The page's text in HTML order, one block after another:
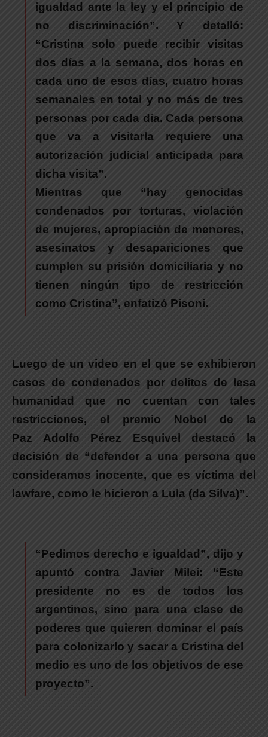
igualdad ante la ley y el principio de
no discriminación”. Y detalló:
“Cristina solo puede recibir visitas
dos días a la semana, dos horas en
cada uno de esos días, cuatro horas
semanales en total y no más de tres
personas por cada día. Cada persona
que va a visitarla requiere una
autorización judicial anticipada para
dicha visita”.
Mientras que “hay genocidas
condenados por torturas, violación
de mujeres, apropiación de menores,
asesinatos y desapariciones que
cumplen su prisión domiciliaria y no
tienen ningún tipo de restricción
como Cristina”, enfatizó Pisoni.
Luego de un video en el que se exhibieron
casos de condenados por delitos de lesa
humanidad que no cuentan con tales
restricciones, el premio Nobel de la
Paz Adolfo Pérez Esquivel destacó la
decisión de “defender a una persona que
consideramos inocente, que es víctima del
lawfare, como le hicieron a Lula (da Silva)”.
“Pedimos derecho e igualdad”, dijo y
apuntó contra Javier Milei: “Este
presidente no es de todos los
argentinos, sino para una clase de
poderes que quieren dominar el país
para colonizarlo y sacar a Cristina del
medio es uno de los objetivos de ese
proyecto”.